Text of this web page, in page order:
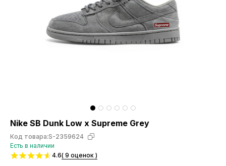
Nike SB Dunk Low x Supreme Grey
Код товара:S-2359624
Есть в наличии
4.6( 9 оценок )